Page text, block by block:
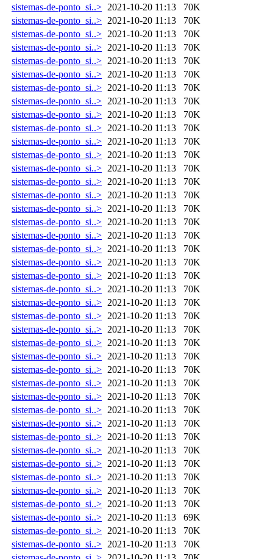
sistemas-de-ponto_si..> 2021-10-20 11:13
70K
sistemas-de-ponto_si..> 2021-10-20 11:13
70K
sistemas-de-ponto_si..> 2021-10-20 11:13
70K
sistemas-de-ponto_si..> 2021-10-20 11:13
70K
sistemas-de-ponto_si..> 2021-10-20 11:13
70K
sistemas-de-ponto_si..> 2021-10-20 11:13
70K
sistemas-de-ponto_si..> 2021-10-20 11:13
70K
sistemas-de-ponto_si..> 2021-10-20 11:13
70K
sistemas-de-ponto_si..> 2021-10-20 11:13
70K
sistemas-de-ponto_si..> 2021-10-20 11:13
70K
sistemas-de-ponto_si..> 2021-10-20 11:13
70K
sistemas-de-ponto_si..> 2021-10-20 11:13
70K
sistemas-de-ponto_si..> 2021-10-20 11:13
70K
sistemas-de-ponto_si..> 2021-10-20 11:13
70K
sistemas-de-ponto_si..> 2021-10-20 11:13
70K
sistemas-de-ponto_si..> 2021-10-20 11:13
70K
sistemas-de-ponto_si..> 2021-10-20 11:13
70K
sistemas-de-ponto_si..> 2021-10-20 11:13
70K
sistemas-de-ponto_si..> 2021-10-20 11:13
70K
sistemas-de-ponto_si..> 2021-10-20 11:13
70K
sistemas-de-ponto_si..> 2021-10-20 11:13
70K
sistemas-de-ponto_si..> 2021-10-20 11:13
70K
sistemas-de-ponto_si..> 2021-10-20 11:13
70K
sistemas-de-ponto_si..> 2021-10-20 11:13
70K
sistemas-de-ponto_si..> 2021-10-20 11:13
70K
sistemas-de-ponto_si..> 2021-10-20 11:13
70K
sistemas-de-ponto_si..> 2021-10-20 11:13
70K
sistemas-de-ponto_si..> 2021-10-20 11:13
70K
sistemas-de-ponto_si..> 2021-10-20 11:13
70K
sistemas-de-ponto_si..> 2021-10-20 11:13
70K
sistemas-de-ponto_si..> 2021-10-20 11:13
70K
sistemas-de-ponto_si..> 2021-10-20 11:13
70K
sistemas-de-ponto_si..> 2021-10-20 11:13
70K
sistemas-de-ponto_si..> 2021-10-20 11:13
70K
sistemas-de-ponto_si..> 2021-10-20 11:13
70K
sistemas-de-ponto_si..> 2021-10-20 11:13
70K
sistemas-de-ponto_si..> 2021-10-20 11:13
70K
sistemas-de-ponto_si..> 2021-10-20 11:13
70K
sistemas-de-ponto_si..> 2021-10-20 11:13
69K
sistemas-de-ponto_si..> 2021-10-20 11:13
70K
sistemas-de-ponto_si..> 2021-10-20 11:13
70K